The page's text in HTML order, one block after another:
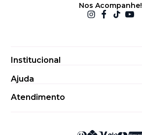
Nos Acompanhe!
Institucional
Informações de Contato
Ajuda
Atendimento